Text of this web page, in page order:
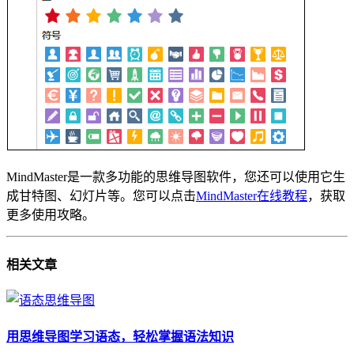
MindMaster是一款多功能的思维导图软件，您还可以使用它生
成甘特图、幻灯片等。您可以点击MindMaster在线教程，获取
更多使用攻略。
相关文章
用思维导图学习语态，轻松掌握语法知识